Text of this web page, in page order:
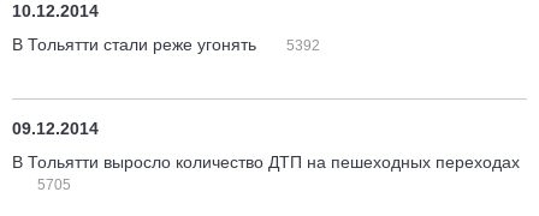
10.12.2014
В Тольятти стали реже угонять
5392
09.12.2014
В Тольятти выросло количество ДТП на пешеходных переходах
5705